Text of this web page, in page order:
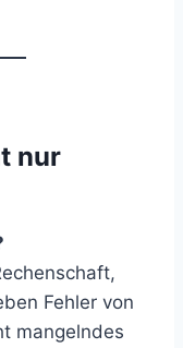
nur
Fehler von
mangelndes